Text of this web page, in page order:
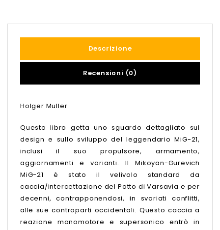
Descrizione
Recensioni (0)
Holger Muller
Questo libro getta uno sguardo dettagliato sul
design e sullo sviluppo del leggendario MiG-21,
inclusi il suo propulsore, armamento,
aggiornamenti e varianti. Il Mikoyan-Gurevich
MiG-21 è stato il velivolo standard da
caccia/intercettazione del Patto di Varsavia e per
decenni, contrapponendosi, in svariati conflitti,
alle sue controparti occidentali. Questo caccia a
reazione monomotore e supersonico entrò in